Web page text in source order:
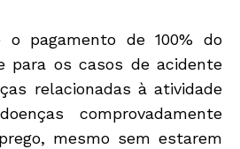
o pagamento de 100% do
para os casos de acidente
relacionadas à atividade
comprovadamente
mesmo sem estarem